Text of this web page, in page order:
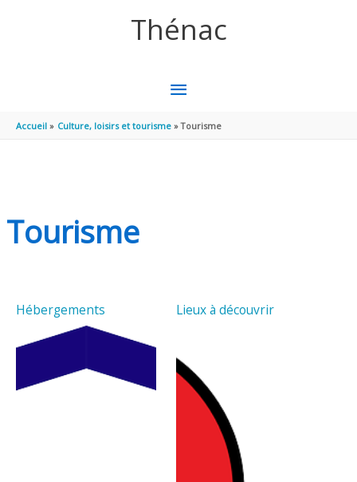
Thénac
MENU
PRINCIPAL
Accueil Culture, loisirs et tourisme Tourisme
Tourisme
Hébergements Lieux à découvrir